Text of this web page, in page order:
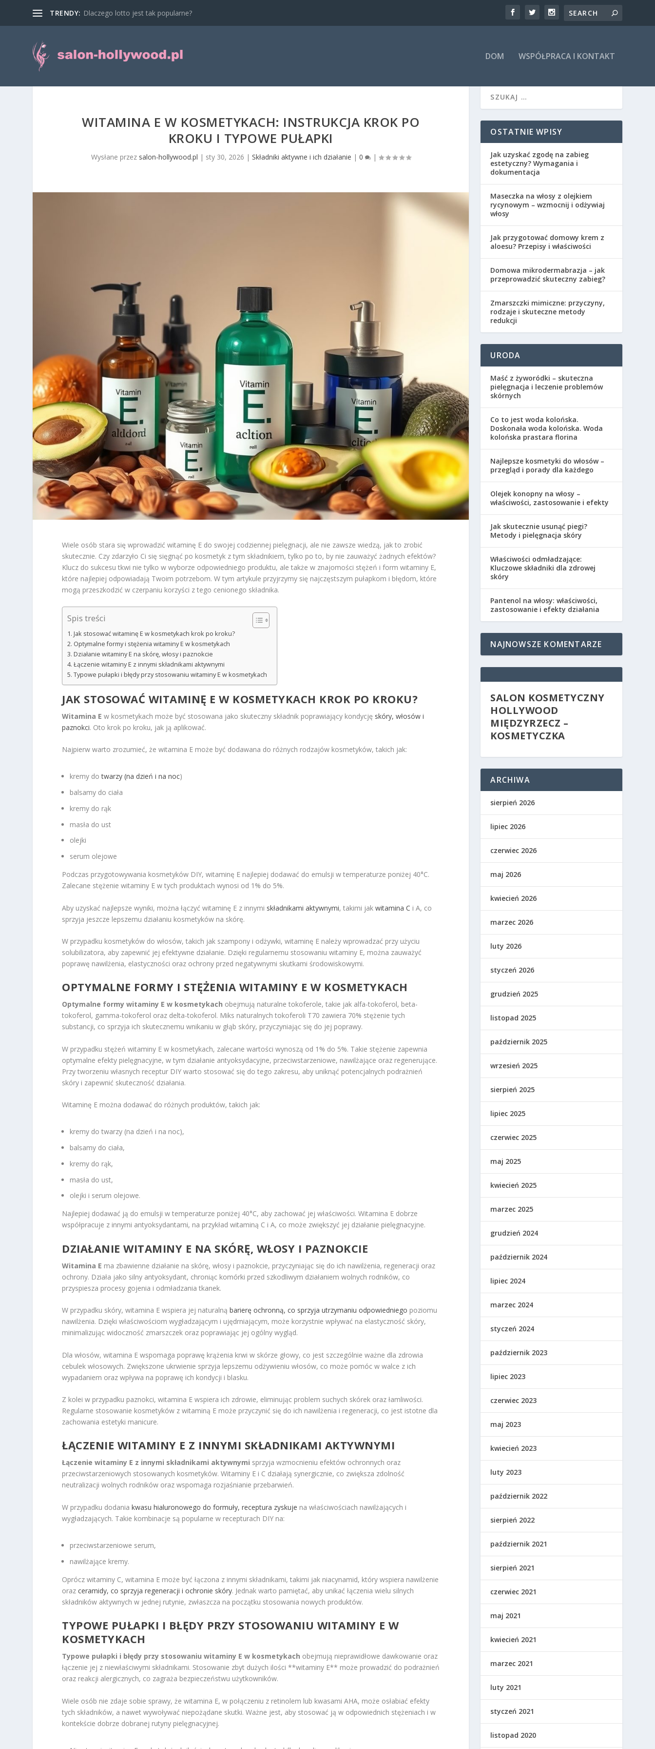
TRENDY: Dlaczego lotto jest tak popularne?
DOM WSPÓŁPRACA I KONTAKT
WITAMINA E W KOSMETYKACH: INSTRUKCJA KROK PO
KROKU I TYPOWE PUŁAPKI
Wysłane przez salon-hollywood.pl | sty 30, 2026 | Składniki aktywne i ich działanie | 0 |
Wiele osób stara się wprowadzić witaminę E do swojej codziennej pielęgnacji, ale nie zawsze wiedzą, jak to zrobić
skutecznie. Czy zdarzyło Ci się sięgnąć po kosmetyk z tym składnikiem, tylko po to, by nie zauważyć żadnych efektów?
Klucz do sukcesu tkwi nie tylko w wyborze odpowiedniego produktu, ale także w znajomości stężeń i form witaminy E,
które najlepiej odpowiadają Twoim potrzebom. W tym artykule przyjrzymy się najczęstszym pułapkom i błędom, które
mogą przeszkodzić w czerpaniu korzyści z tego cenionego składnika.
Spis treści
Jak stosować witaminę E w kosmetykach krok po kroku?
Optymalne formy i stężenia witaminy E w kosmetykach
Działanie witaminy E na skórę, włosy i paznokcie
Łączenie witaminy E z innymi składnikami aktywnymi
Typowe pułapki i błędy przy stosowaniu witaminy E w kosmetykach
JAK STOSOWAĆ WITAMINĘ E W KOSMETYKACH KROK PO KROKU?
Witamina E w kosmetykach może być stosowana jako skuteczny składnik poprawiający kondycję skóry, włosów i
paznokci. Oto krok po kroku, jak ją aplikować.
Najpierw warto zrozumieć, że witamina E może być dodawana do różnych rodzajów kosmetyków, takich jak:
kremy dotwarzy (na dzień i na noc)
balsamy do ciała
kremy do rąk
masła do ust
olejki
serum olejowe
Podczas przygotowywania kosmetyków DIY, witaminę E najlepiej dodawać do emulsji w temperaturze poniżej 40°C.
Zalecane stężenie witaminy E w tych produktach wynosi od 1% do 5%.
Aby uzyskać najlepsze wyniki, można łączyć witaminę E z innymi składnikami aktywnymi, takimi jakwitamina C i A, co
sprzyja jeszcze lepszemu działaniu kosmetyków na skórę.
W przypadku kosmetyków do włosów, takich jak szampony i odżywki, witaminę E należy wprowadzać przy użyciu
solubilizatora, aby zapewnić jej efektywne działanie. Dzięki regularnemu stosowaniu witaminy E, można zauważyć
poprawę nawilżenia, elastyczności oraz ochrony przed negatywnymi skutkami środowiskowymi.
OPTYMALNE FORMY I STĘŻENIA WITAMINY E W KOSMETYKACH
Optymalne formy witaminy E w kosmetykach obejmują naturalne tokoferole, takie jak alfa-tokoferol, beta-
tokoferol, gamma-tokoferol oraz delta-tokoferol. Miks naturalnych tokoferoli T70 zawiera 70% stężenie tych
substancji, co sprzyja ich skutecznemu wnikaniu w głąb skóry, przyczyniając się do jej poprawy.
W przypadku stężeń witaminy E w kosmetykach, zalecane wartości wynoszą od 1% do 5%. Takie stężenie zapewnia
optymalne efekty pielęgnacyjne, w tym działanie antyoksydacyjne, przeciwstarzeniowe, nawilżające oraz regenerujące.
Przy tworzeniu własnych receptur DIY warto stosować się do tego zakresu, aby uniknąć potencjalnych podrażnień
skóry i zapewnić skuteczność działania.
Witaminę E można dodawać do różnych produktów, takich jak:
kremy do twarzy (na dzień i na noc),
balsamy do ciała,
kremy do rąk,
masła do ust,
olejki i serum olejowe.
Najlepiej dodawać ją do emulsji w temperaturze poniżej 40°C, aby zachować jej właściwości. Witamina E dobrze
współpracuje z innymi antyoksydantami, na przykład witaminą C i A, co może zwiększyć jej działanie pielęgnacyjne.
DZIAŁANIE WITAMINY E NA SKÓRĘ, WŁOSY I PAZNOKCIE
Witamina E ma zbawienne działanie na skórę, włosy i paznokcie, przyczyniając się do ich nawilżenia, regeneracji oraz
ochrony. Działa jako silny antyoksydant, chroniąc komórki przed szkodliwym działaniem wolnych rodników, co
przyspiesza procesy gojenia i odmładzania tkanek.
W przypadku skóry, witamina E wspiera jej naturalnąbarierę ochronną, co sprzyja utrzymaniu odpowiedniego poziomu
nawilżenia. Dzięki właściwościom wygładzającym i ujędrniającym, może korzystnie wpływać na elastyczność skóry,
minimalizując widoczność zmarszczek oraz poprawiając jej ogólny wygląd.
Dla włosów, witamina E wspomaga poprawę krążenia krwi w skórze głowy, co jest szczególnie ważne dla zdrowia
cebulek włosowych. Zwiększone ukrwienie sprzyja lepszemu odżywieniu włosów, co może pomóc w walce z ich
wypadaniem oraz wpływa na poprawę ich kondycji i blasku.
Z kolei w przypadku paznokci, witamina E wspiera ich zdrowie, eliminując problem suchych skórek oraz łamliwości.
Regularne stosowanie kosmetyków z witaminą E może przyczynić się do ich nawilżenia i regeneracji, co jest istotne dla
zachowania estetyki manicure.
ŁĄCZENIE WITAMINY E Z INNYMI SKŁADNIKAMI AKTYWNYMI
Łączenie witaminy E z innymi składnikami aktywnymi sprzyja wzmocnieniu efektów ochronnych oraz
przeciwstarzeniowych stosowanych kosmetyków. Witaminy E i C działają synergicznie, co zwiększa zdolność
neutralizacji wolnych rodników oraz wspomaga rozjaśnianie przebarwień.
W przypadku dodaniakwasu hialuronowego do formuły, receptura zyskuje na właściwościach nawilżających i
wygładzających. Takie kombinacje są popularne w recepturach DIY na:
przeciwstarzeniowe serum,
nawilżające kremy.
Oprócz witaminy C, witamina E może być łączona z innymi składnikami, takimi jak niacynamid, który wspiera nawilżenie
orazceramidy, co sprzyja regeneracji i ochronie skóry. Jednak warto pamiętać, aby unikać łączenia wielu silnych
składników aktywnych w jednej rutynie, zwłaszcza na początku stosowania nowych produktów.
TYPOWE PUŁAPKI I BŁĘDY PRZY STOSOWANIU WITAMINY E W
KOSMETYKACH
Typowe pułapki i błędy przy stosowaniu witaminy E w kosmetykach obejmują nieprawidłowe dawkowanie oraz
łączenie jej z niewłaściwymi składnikami. Stosowanie zbyt dużych ilości **witaminy E** może prowadzić do podrażnień
oraz reakcji alergicznych, co zagraża bezpieczeństwu użytkowników.
Wiele osób nie zdaje sobie sprawy, że witamina E, w połączeniu z retinolem lub kwasami AHA, może osłabiać efekty
tych składników, a nawet wywoływać niepożądane skutki. Ważne jest, aby stosować ją w odpowiednich stężeniach i w
kontekście dobrze dobranej rutyny pielęgnacyjnej.
OSTATNIE WPISY
Jak uzyskać zgodę na zabieg
estetyczny? Wymagania i
dokumentacja
Maseczka na włosy z olejkiem
rycynowym – wzmocnij i odżywiaj
włosy
Jak przygotować domowy krem z
aloesu? Przepisy i właściwości
Domowa mikrodermabrazja – jak
przeprowadzić skuteczny zabieg?
Zmarszczki mimiczne: przyczyny,
rodzaje i skuteczne metody
redukcji
URODA
Maść z żyworódki – skuteczna
pielęgnacja i leczenie problemów
skórnych
Co to jest woda kolońska.
Doskonała woda kolońska. Woda
kolońska prastara florina
Najlepsze kosmetyki do włosów –
przegląd i porady dla każdego
Olejek konopny na włosy –
właściwości, zastosowanie i efekty
Jak skutecznie usunąć piegi?
Metody i pielęgnacja skóry
Właściwości odmładzające:
Kluczowe składniki dla zdrowej
skóry
Pantenol na włosy: właściwości,
zastosowanie i efekty działania
NAJNOWSZE KOMENTARZE
SALON KOSMETYCZNY
HOLLYWOOD
MIĘDZYRZECZ –
KOSMETYCZKA
ARCHIWA
sierpień 2026
lipiec 2026
czerwiec 2026
maj 2026
kwiecień 2026
marzec 2026
luty 2026
styczeń 2026
grudzień 2025
listopad 2025
październik 2025
wrzesień 2025
sierpień 2025
lipiec 2025
czerwiec 2025
maj 2025
kwiecień 2025
marzec 2025
grudzień 2024
październik 2024
lipiec 2024
marzec 2024
styczeń 2024
październik 2023
lipiec 2023
czerwiec 2023
maj 2023
kwiecień 2023
luty 2023
październik 2022
sierpień 2022
październik 2021
sierpień 2021
czerwiec 2021
maj 2021
kwiecień 2021
marzec 2021
luty 2021
styczeń 2021
listopad 2020